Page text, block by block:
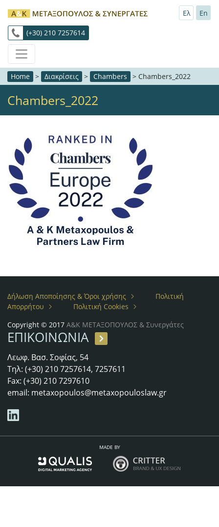
(+30) 210 7257614
Ελ En
Home > Διακρίσεις > Chambers > Chambers_2022
Chambers_2022
Δήλωση Αποποίησης & Όροι χρήσης
Πολιτική
Απορρήτου
Πολιτική Cookies
Copyright © 2017 Α&Κ ΜΕΤΑΞΟΠΟΥΛΟΣ & Συνεργάτες
ΕΠΙΚΟΙΝΩΝΙΑ
Λεωφ. Βασ. Σοφίας, 54
Τηλ: (+30) 210 7257614, 7257611
Fax: (+30) 210 7297610
email: metaxopoulos@metaxopouloslaw.gr
MADE BY